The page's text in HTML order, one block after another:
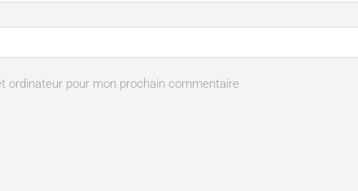
ordinateur pour mon prochain commentaire